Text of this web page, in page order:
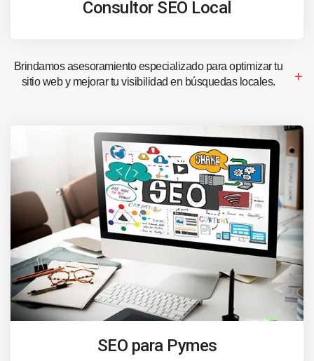
Consultor SEO Local
Brindamos asesoramiento especializado para optimizar tu
sitio web y mejorar tu visibilidad en búsquedas locales.
SEO para Pymes